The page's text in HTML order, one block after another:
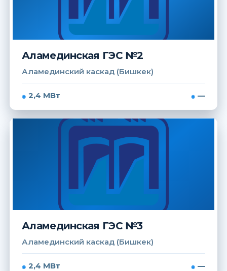
Аламединская ГЭС №2
Аламединский каскад (Бишкек)
2,4 МВт —
Аламединская ГЭС №3
Аламединский каскад (Бишкек)
2,4 МВт —